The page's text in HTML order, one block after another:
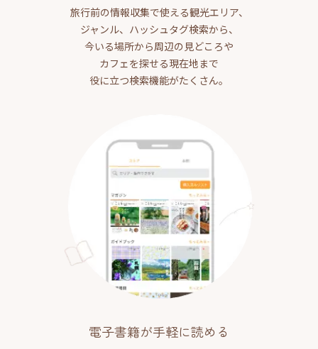
旅行前の情報収集で使える観光エリア、
ジャンル、ハッシュタグ検索から、
今いる場所から周辺の見どころや
カフェを探せる現在地まで
役に立つ検索機能がたくさん。
電子書籍が手軽に読める